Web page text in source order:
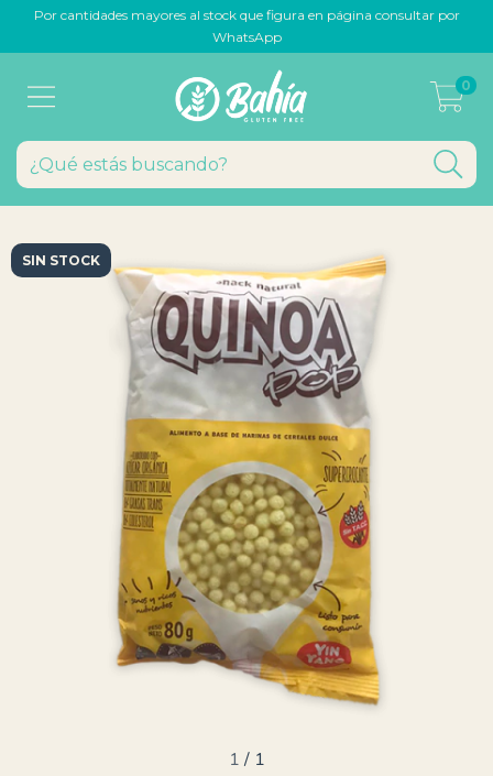
Por cantidades mayores al stock que figura en página consultar por
WhatsApp
0
SIN STOCK
1 / 1